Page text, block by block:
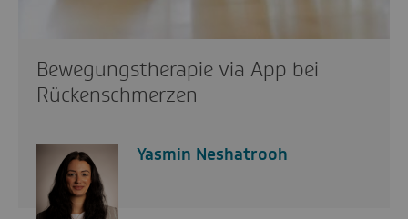
Bewegungstherapie via App bei
Rückenschmerzen
Yasmin Neshatrooh